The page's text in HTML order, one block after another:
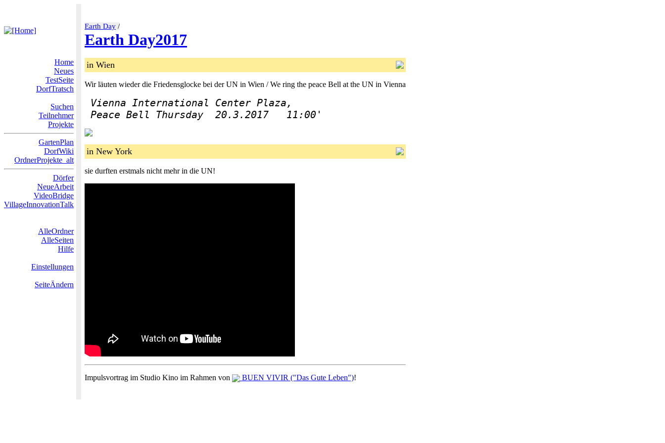
Earth Day /
Earth Day2017
Home
Neues
TestSeite
DorfTratsch
Suchen
Teilnehmer
Projekte
GartenPlan
DorfWiki
OrdnerProjekte_alt
Dörfer
NeueArbeit
VideoBridge
VillageInnovationTalk
AlleOrdner
AlleSeiten
Hilfe
Einstellungen
SeiteÄndern
in Wien
Wir läuten wieder die Friedensglocke bei der UN in Wien / We ring the peace Bell at the UN in Vienna
Vienna International Center Plaza,
Peace Bell Thursday  20.3.2017   11:00 '
in New York
sie durften erstmals nicht mehr in die UN!
Impulsvortrag im Studio Kino im Rahmen von BUEN VIVIR ("Das Gute Leben")!